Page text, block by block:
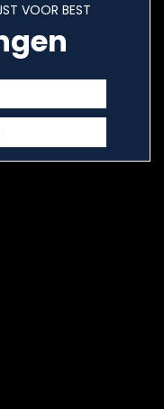
VOOR BEST